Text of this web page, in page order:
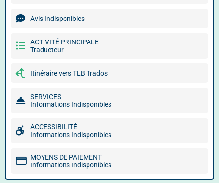
Avis Indisponibles
ACTIVITÉ PRINCIPALE
Traducteur
Itinéraire vers TLB Trados
SERVICES
Informations Indisponibles
ACCESSIBILITÉ
Informations Indisponibles
MOYENS DE PAIEMENT
Informations Indisponibles